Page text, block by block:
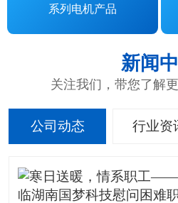
系列电机产品
新闻
关注我们，带您了解
公司动态 行业资